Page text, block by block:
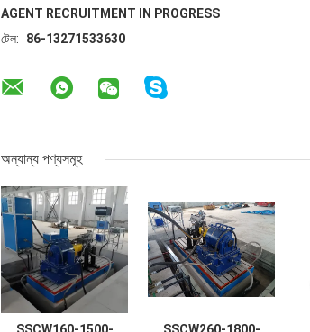
AGENT RECRUITMENT IN PROGRESS
টেল:
86-13271533630
অন্যান্য পণ্যসমূহ